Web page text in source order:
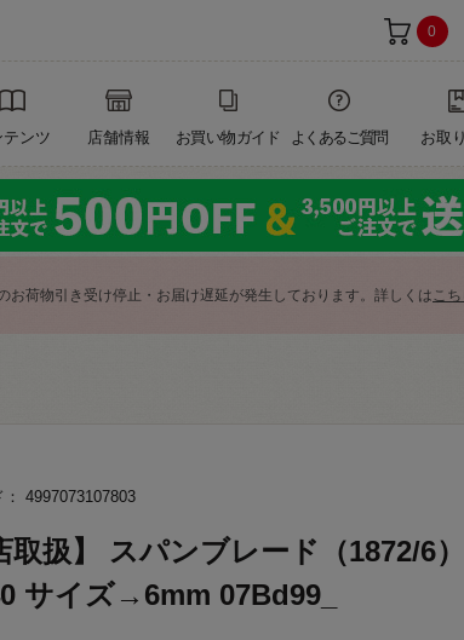
0
テンツ 店舗情報 お買い物ガイド よくあるご質問 お取
お荷物引き受け停止・お届け遅延が発生しております。詳しくはこち
4997073107803
取扱】 スパンブレード（1872/6
サイズ→6mm 07Bd99_